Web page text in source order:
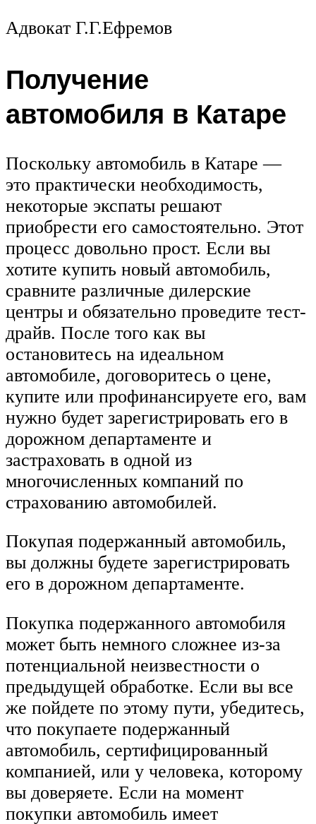
Адвокат Г.Г.Ефремов
Получение
автомобиля в Катаре
Поскольку автомобиль в Катаре —
это практически необходимость,
некоторые экспаты решают
приобрести его самостоятельно. Этот
процесс довольно прост. Если вы
хотите купить новый автомобиль,
сравните различные дилерские
центры и обязательно проведите тест-
драйв. После того как вы
остановитесь на идеальном
автомобиле, договоритесь о цене,
купите или профинансируете его, вам
нужно будет зарегистрировать его в
дорожном департаменте и
застраховать в одной из
многочисленных компаний по
страхованию автомобилей.
Покупая подержанный автомобиль,
вы должны будете зарегистрировать
его в дорожном департаменте.
Покупка подержанного автомобиля
может быть немного сложнее из-за
потенциальной неизвестности о
предыдущей обработке. Если вы все
же пойдете по этому пути, убедитесь,
что покупаете подержанный
автомобиль, сертифицированный
компанией, или у человека, которому
вы доверяете. Если на момент
покупки автомобиль имеет